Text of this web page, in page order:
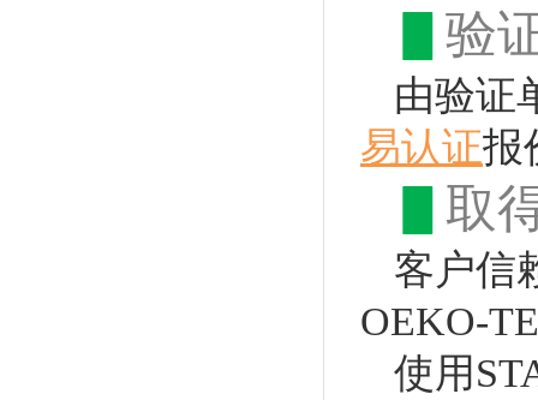
验
由验证
易认证报
取
客户信
OEKO-
使用